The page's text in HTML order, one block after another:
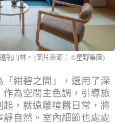
眺山林。 (圖片來源： ©星野集團)
紺碧之間」，選用了深
為空間主色調，引導旅
，就遠離喧囂日常，將
自然。室內細節也處處